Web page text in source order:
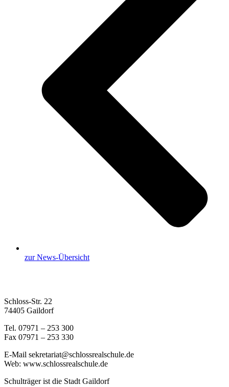
zur News-Übersicht
Schloss-Str. 22
74405 Gaildorf
Tel. 07971 – 253 300
Fax 07971 – 253 330
E-Mail sekretariat@schlossrealschule.de
Web: www.schlossrealschule.de
Schulträger ist die Stadt Gaildorf